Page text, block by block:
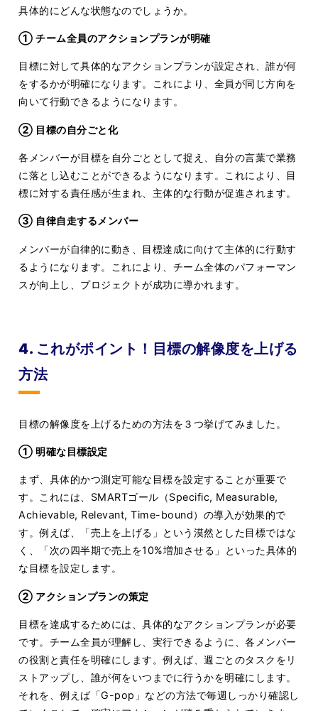
具体的にどんな状態なのでしょうか。
① チーム全員のアクションプランが明確
目標に対して具体的なアクションプランが設定され、誰が何
をするかが明確になります。これにより、全員が同じ方向を
向いて行動できるようになります。
② 目標の自分ごと化
各メンバーが目標を自分ごととして捉え、自分の言葉で業務
に落とし込むことができるようになります。これにより、目
標に対する責任感が生まれ、主体的な行動が促進されます。
③ 自律自走するメンバー
メンバーが自律的に動き、目標達成に向けて主体的に行動す
るようになります。これにより、チーム全体のパフォーマン
スが向上し、プロジェクトが成功に導かれます。
4. これがポイント！目標の解像度を上げる
方法
目標の解像度を上げるための方法を３つ挙げてみました。
① 明確な目標設定
まず、具体的かつ測定可能な目標を設定することが重要で
す。これには、SMARTゴール（Specific, Measurable,
Achievable, Relevant, Time-bound）の導入が効果的で
す。例えば、「売上を上げる」という漠然とした目標ではな
く、「次の四半期で売上を10%増加させる」といった具体的
な目標を設定します。
② アクションプランの策定
目標を達成するためには、具体的なアクションプランが必要
です。チーム全員が理解し、実行できるように、各メンバー
の役割と責任を明確にします。例えば、週ごとのタスクをリ
ストアップし、誰が何をいつまでに行うかを明確にします。
それを、例えば「G-pop」などの方法で毎週しっかり確認し